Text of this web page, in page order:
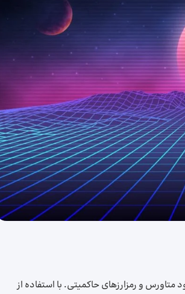
متاورس و رمزارزهای حاکمیتی. با استفاده از